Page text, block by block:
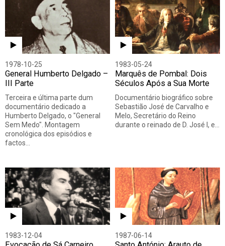
1978-10-25
General Humberto Delgado –
III Parte
Terceira e última parte dum
documentário dedicado a
Humberto Delgado, o "General
Sem Medo". Montagem
cronológica dos episódios e
factos…
1983-05-24
Marquês de Pombal: Dois
Séculos Após a Sua Morte
Documentário biográfico sobre
Sebastião José de Carvalho e
Melo, Secretário do Reino
durante o reinado de D. José I, e…
1983-12-04 1987-06-14